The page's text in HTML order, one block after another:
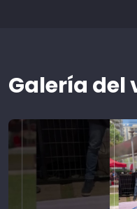
Galería del